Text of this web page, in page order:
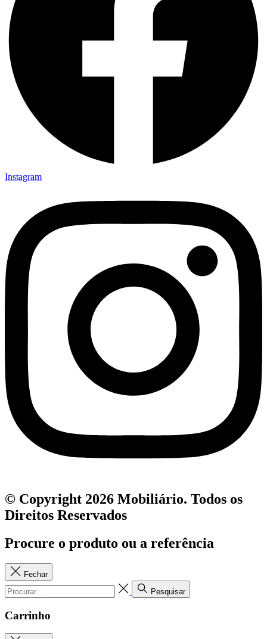
Instagram
© Copyright 2026 Mobiliário. Todos os
Direitos Reservados
Procure o produto ou a referência
Fechar
Pesquisar
Carrinho